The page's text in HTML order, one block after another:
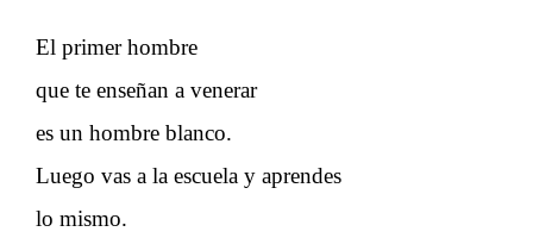
El primer hombre
que te enseñan a venerar
es un hombre blanco.
Luego vas a la escuela y aprendes
lo mismo.